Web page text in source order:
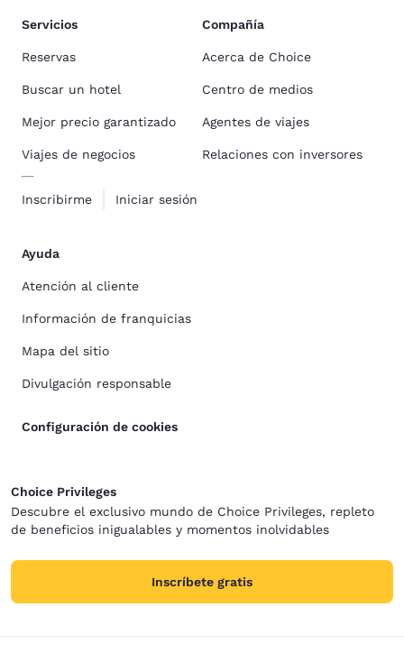
Servicios
Reservas
Buscar un hotel
Mejor precio garantizado
Viajes de negocios
Inscribirme Iniciar sesión
Compañía
Acerca de Choice
Centro de medios
Agentes de viajes
Relaciones con inversores
Ayuda
Atención al cliente
Información de franquicias
Mapa del sitio
Divulgación responsable
Configuración de cookies
Choice Privileges
Descubre el exclusivo mundo de Choice Privileges, repleto
de beneficios inigualables y momentos inolvidables
Inscríbete gratis